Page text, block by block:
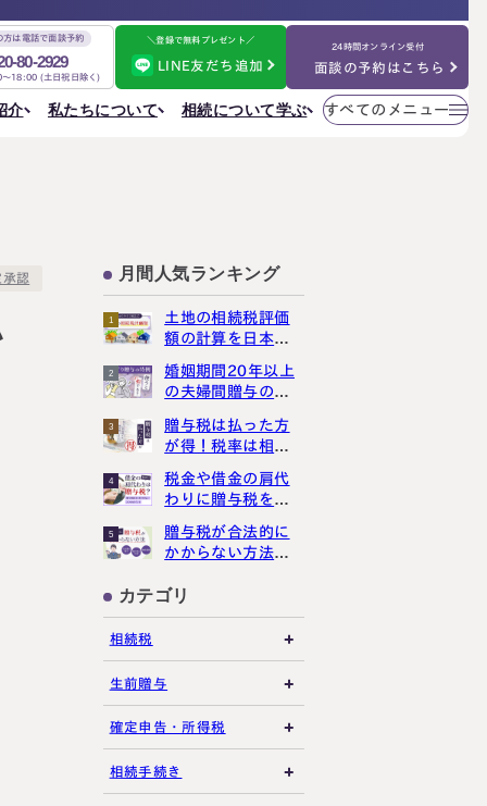
方は電話で面談予約
80-2929
18:00 (土日祝日除く)
＼登録で無料プレゼント／
LINE友だち追加
24時間オンライン受付
面談の予約はこちら
介
表
私たちについて
大阪府大阪市北区角田町8番47号
阪急グランドビル20階
〒330-0854
埼玉県さいたま市大宮区桜木町一丁目195番地1
大宮ソラミチKOZ4階
Access
相続について学ぶ すべてのメニュー
メニューを
閉じる
大阪事務所
大宮事務所
募集中）
その他のメニュー
採用サイト
お知らせ
社員日記
登録で無料プレゼント
認 月間人気ランキング
1
土地の相続税評価
額の計算を日本一
しました
2
婚姻期間20年以上
の夫婦間贈与の特
まっせ
3
贈与税は払った方
が得！税率は相続
です！
4
税金や借金の肩代
わりに贈与税をか
ポイント
5
贈与税が合法的に
かからない方法３
もばれる？】
カテゴリ
相続税
相続税の基礎知識
税務調査・申告実務
各種控除・特例
生前贈与
贈与税の基礎知識
贈与の特例制度
確定申告・所得税
譲渡所得
相続手続き